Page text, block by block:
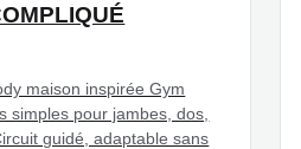
maison inspirée Gym
simples pour jambes, dos,
guidé, adaptable sans